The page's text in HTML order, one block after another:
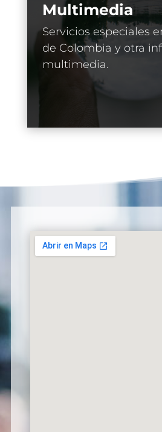
Multimedia
Servicios especiales
de Colombia y otra
multimedia.